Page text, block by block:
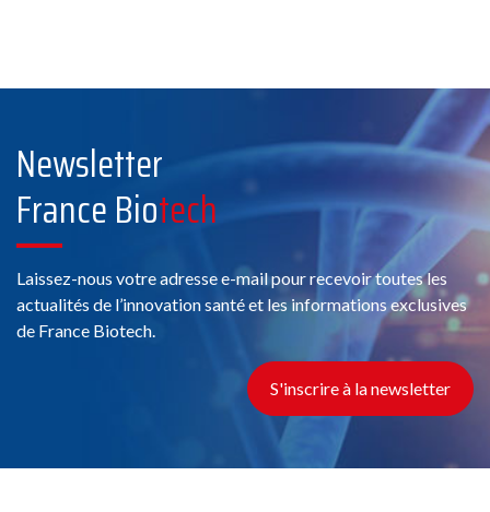
Newsletter
France Biotech
Laissez-nous votre adresse e-mail pour recevoir toutes les
actualités de l’innovation santé et les informations exclusives
de France Biotech.
S'inscrire à la newsletter